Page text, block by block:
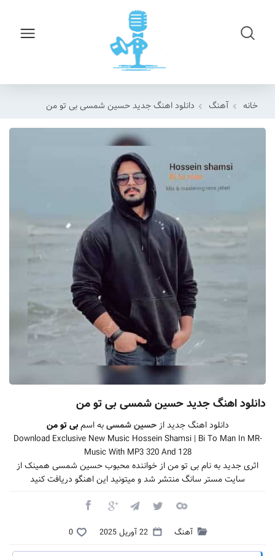
خانه آهنگ دانلود اهنگ جدید حسین شمسی بی تو من
دانلود اهنگ جدید حسین شمسی بی تو من
دانلود اهنگ جدید ازحسین شمسیبه اسمبی تو من
Download Exclusive New Music Hossein Shamsi | Bi To Man In MR-
Music With MP3 320 And 128
اثری جدید به نام بی تو من از خواننده محبوب حسین شمسی همینک از
سایت مستر سانگ منتشر شد و میتونید این اهنگو دریافت کنید
آهنگ 22 آوریل 2025 0